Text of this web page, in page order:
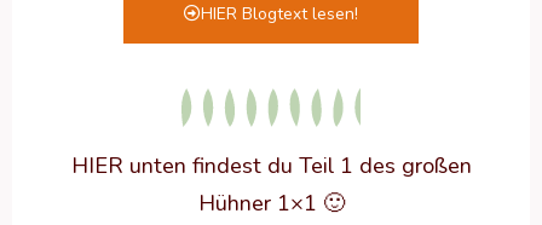
HIER Blogtext lesen!
HIER unten findest du Teil 1 des großen
Hühner 1×1 🙂